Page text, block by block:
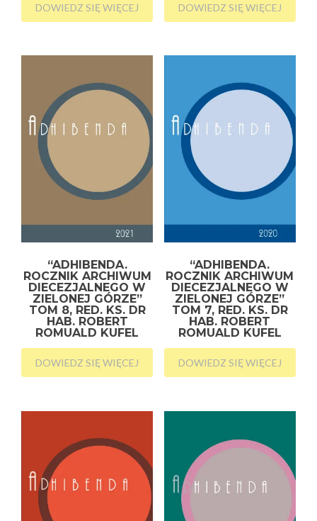
DOWIEDZ SIĘ WIĘCEJ DOWIEDZ SIĘ WIĘCEJ
“ADHIBENDA.
ROCZNIK ARCHIWUM
DIECEZJALNEGO W
ZIELONEJ GÓRZE”
TOM 8, RED. KS. DR
HAB. ROBERT
ROMUALD KUFEL
DOWIEDZ SIĘ WIĘCEJ
“ADHIBENDA.
ROCZNIK ARCHIWUM
DIECEZJALNEGO W
ZIELONEJ GÓRZE”
TOM 7, RED. KS. DR
HAB. ROBERT
ROMUALD KUFEL
DOWIEDZ SIĘ WIĘCEJ